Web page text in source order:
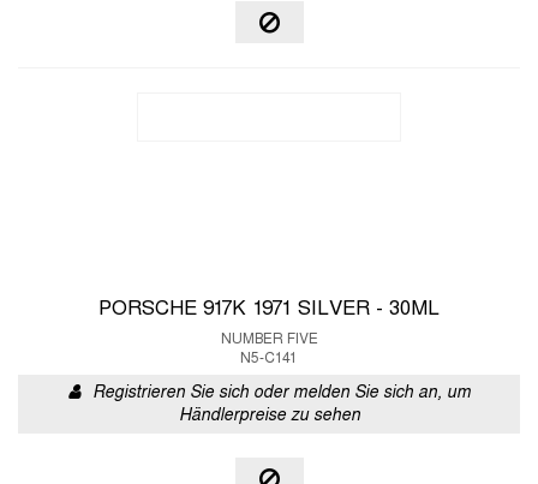
PORSCHE 917K 1971 SILVER - 30ML
NUMBER FIVE
N5-C141
Registrieren Sie sich oder melden Sie sich an, um
Händlerpreise zu sehen